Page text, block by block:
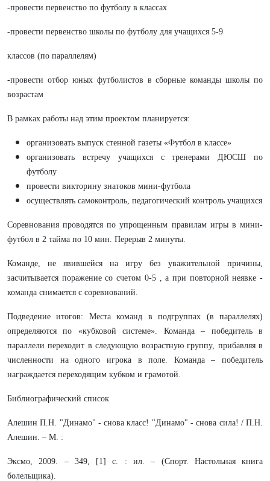
-провести первенство по футболу в классах
-провести первенство школы по футболу для учащихся 5-9
классов (по параллелям)
-провести отбор юных футболистов в сборные команды школы по
возрастам
В рамках работы над этим проектом планируется:
организовать выпуск стенной газеты «Футбол в классе»
организовать встречу учащихся с тренерами ДЮСШ по
футболу
провести викторину знатоков мини-футбола
осуществлять самоконтроль, педагогический контроль учащихся
Соревнования проводятся по упрощенным правилам игры в мини-
футбол в 2 тайма по 10 мин. Перерыв 2 минуты.
Команде, не явившейся на игру без уважительной причины,
засчитывается поражение со счетом 0-5 , а при повторной неявке -
команда снимается с соревнований.
Подведение итогов: Места команд в подгруппах (в параллелях)
определяются по «кубковой системе». Команда – победитель в
параллели переходит в следующую возрастную группу, прибавляя в
численности на одного игрока в поле. Команда – победитель
награждается переходящим кубком и грамотой.
Библиографический список
Алешин П.Н. "Динамо" - снова класс! "Динамо" - снова сила! / П.Н.
Алешин. – М. :
Эксмо, 2009. – 349, [1] с. : ил. – (Спорт. Настольная книга
болельщика).